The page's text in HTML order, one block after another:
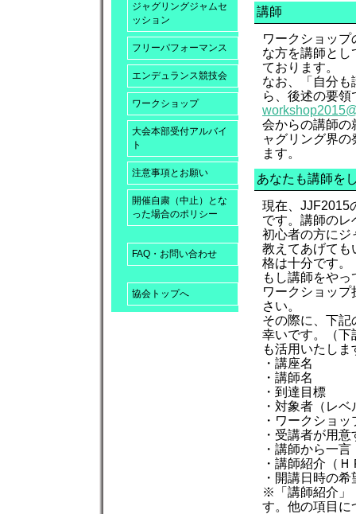
ジャグリングジャムセ
ッション
フリーパフォーマンス
エンデュランス競技会
ワークショップ
大会本部受付アルバイ
ト
注意事項とお願い
開催自粛（中止）とな
った場合のポリシー
FAQ・お問い合わせ
協会トップへ
講師
ワークショッ
な方を講師とし
ております。
なお、「自分も
ら、後述の要
会からの講師の
ャグリング界
ます。
あなたも講師を
現在、JJF2015
です。講師のレ
初心者の方にジ
教えてあげても
格は十分です。
もし講師をや
ワークショッ
さい。
その際に、下記
幸いです。（下
も活用いたしま
・講座名
・講師名
・到達目標
・対象者（レベ
・ワークショ
・受講者が用
・講師から一
・講師紹介（
・開講日時の希
※「講師紹介」
す。他の項目に